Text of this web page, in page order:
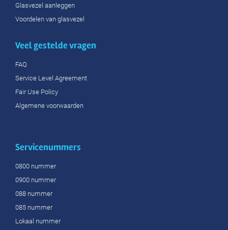
Glasvezel aanleggen
Voordelen van glasvezel
Veel gestelde vragen
FAQ
Service Level Agreement
Fair Use Policy
Algemene voorwaarden
Servicenummers
0800 nummer
0900 nummer
088 nummer
085 nummer
Lokaal nummer